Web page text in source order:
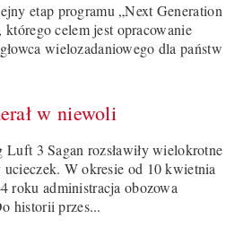
etap programu „Next Generation
celem jest opracowanie
wielozadaniowego dla państw
w niewoli
Luft 3 Sagan rozsławiły wielokrotne
ucieczek. W okresie od 10 kwietnia
roku administracja obozowa
historii przes...